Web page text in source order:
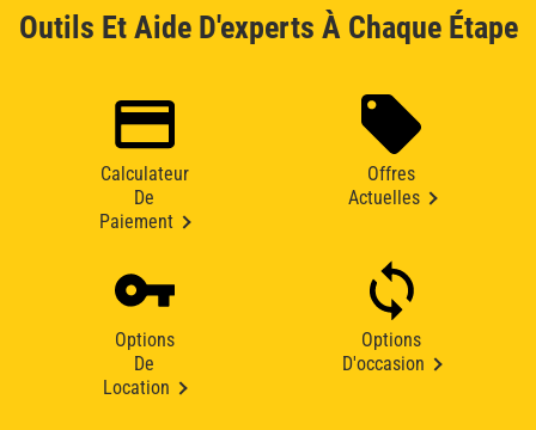
Outils Et Aide D'experts À Chaque Étape
Calculateur
De
Paiement
Offres
Actuelles
Options
De
Location
Options
D'occasion